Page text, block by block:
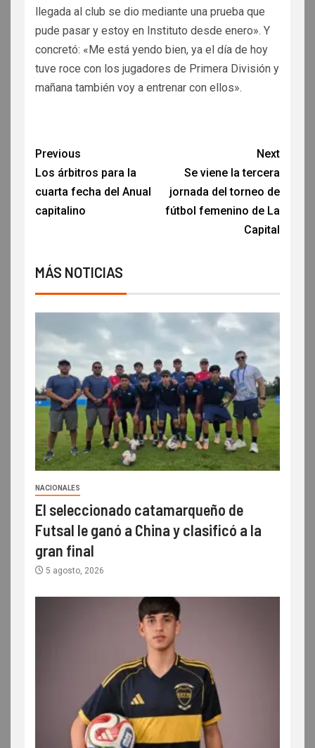
llegada al club se dio mediante una prueba que
pude pasar y estoy en Instituto desde enero». Y
concretó: «Me está yendo bien, ya el día de hoy
tuve roce con los jugadores de Primera División y
mañana también voy a entrenar con ellos».
Previous
Los árbitros para la
cuarta fecha del Anual
capitalino
Next
Se viene la tercera
jornada del torneo de
fútbol femenino de La
Capital
MÁS NOTICIAS
NACIONALES
El seleccionado catamarqueño de
Futsal le ganó a China y clasificó a la
gran final
5 agosto, 2026